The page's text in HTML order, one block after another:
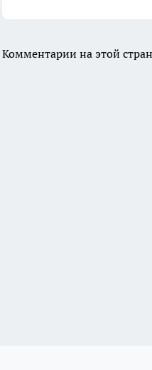
Комментарии на этой